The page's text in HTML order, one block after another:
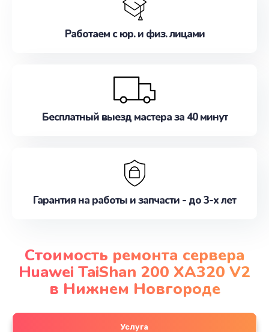
Работаем с юр. и физ. лицами
Бесплатный выезд мастера за 40 минут
Гарантия на работы и запчасти - до 3-х лет
Стоимость ремонта сервера
Huawei TaiShan 200 XA320 V2
в Нижнем Новгороде
Услуга